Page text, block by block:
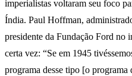
imperialistas voltaram seu foco
Índia. Paul Hoffman,
presidente da Fundação Ford no
certa vez: “Se em 1945
programa desse tipo [o